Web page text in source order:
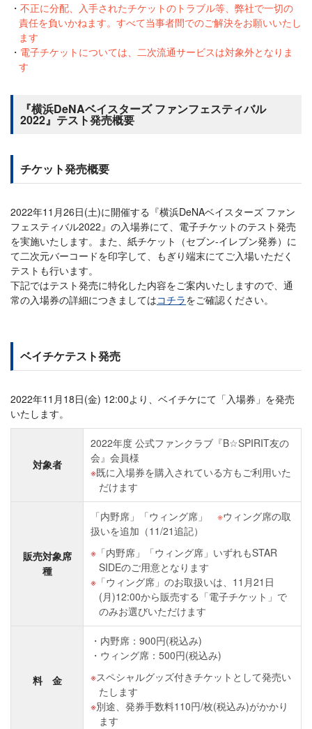
不正に分配、入手されたチケットのトラブル等、弊社で一切の
責任を負いかねます。すべて当事者間でのご解決をお願いいたし
ます
電子チケットについては、二次流通サービスは対象外となりま
す
『横浜DeNAベイスターズ ファンフェスティバル
2022』テスト発売概要
チケット発売概要
2022年11月26日(土)に開催する『横浜DeNAベイスターズ ファン
フェスティバル2022』の入場券にて、電子チケットのテスト発売
を実施いたします。また、紙チケット（セブン-イレブン発券）に
て二次元バーコードを印字して、もぎり端末にてご入場いただく
テストも行います。
下記ではテスト発売に特化した内容をご案内いたしますので、通
常の入場券の詳細につきましてはコチラをご確認ください。
ベイチケテスト発売
2022年11月18日(金) 12:00より、ベイチケにて「入場券」を発売
いたします。
対象者
2022年度 公式ファンクラブ『B☆SPIRIT友の
会』会員様
既に入場券を購入されている方もご利用いた
だけます
販売対象席
種
「内野席」「ウィング席」 ※ウィング席の取
扱いを追加（11/21追記）
「内野席」「ウィング席」いずれもSTAR
SIDEのご用意となります
「ウィング席」のお取扱いは、11月21日
(月)12:00から販売する「電子チケット」で
のみお選びいただけます
料 金
内野席：900円(税込み)
ウィング席：500円(税込み)
スペシャルグッズ付きチケットとして発売い
たします
別途、発券手数料110円/枚(税込み)がかかり
ます